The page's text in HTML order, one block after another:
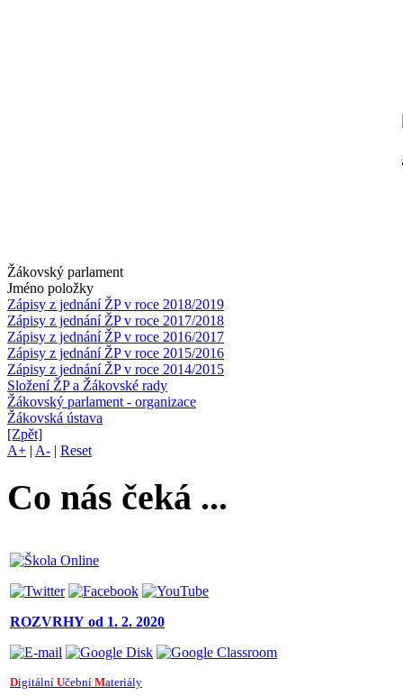
Žákovský parlament
Jméno položky
Zápisy z jednání ŽP v roce 2018/2019
Zápisy z jednání ŽP v roce 2017/2018
Zápisy z jednání ŽP v roce 2016/2017
Zápisy z jednání ŽP v roce 2015/2016
Zápisy z jednání ŽP v roce 2014/2015
Složení ŽP a Žákovské rady
Žákovský parlament - organizace
Žákovská ústava
[Zpět]
A+ | A- | Reset
Co nás čeká ...
ROZVRHY od 1. 2. 2020
Digitální Učební Materiály